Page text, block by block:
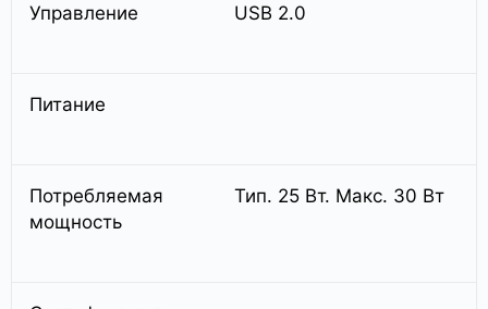
Управление USB 2.0
Питание
Потребляемая
мощность
Тип. 25 Вт. Макс. 30 Вт